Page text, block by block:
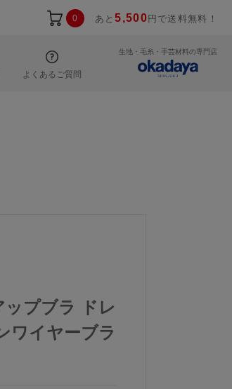
0 あと5,500 円で送料無料！
よくあるご質問
生地・毛糸・手芸材料の専門店
プブラ ドレ
ワイヤーブラ